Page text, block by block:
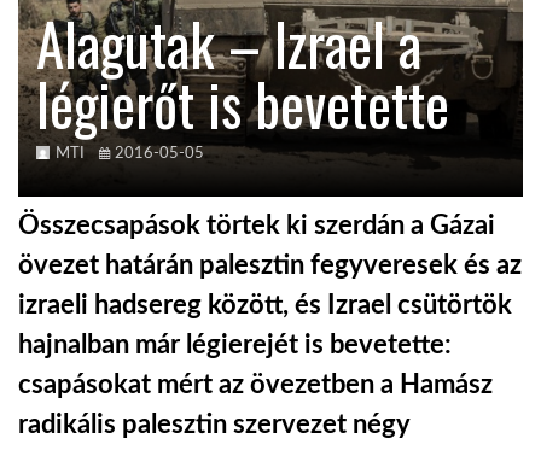
AUSZTRÁLIA
A VILÁG ITTHON
HÍR3D
Alagutak – Izrael a
légierőt is bevetette
MTI 2016-05-05
Összecsapások törtek ki szerdán a Gázai
övezet határán palesztin fegyveresek és az
izraeli hadsereg között, és Izrael csütörtök
hajnalban már légierejét is bevetette:
csapásokat mért az övezetben a Hamász
radikális palesztin szervezet négy